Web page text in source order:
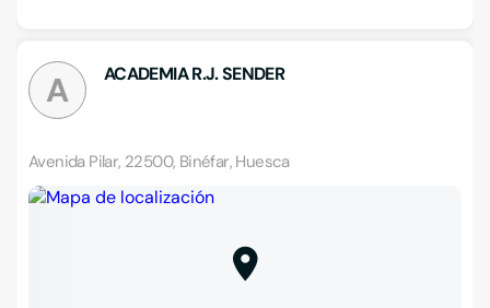
A ACADEMIA R.J. SENDER
Avenida Pilar, 22500, Binéfar, Huesca